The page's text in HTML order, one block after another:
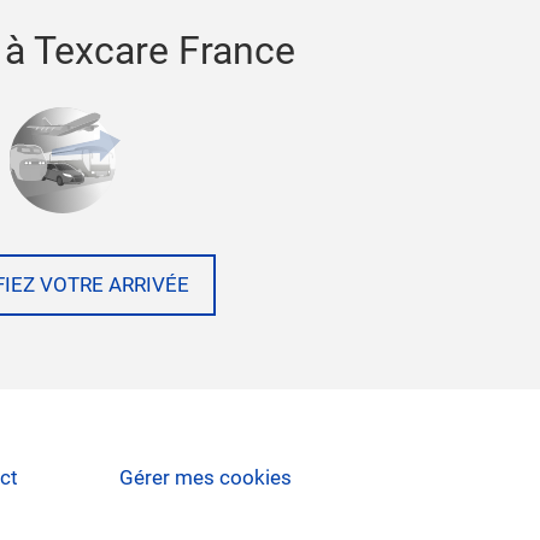
Texcare France
VOTRE ARRIVÉE
Gérer mes cookies